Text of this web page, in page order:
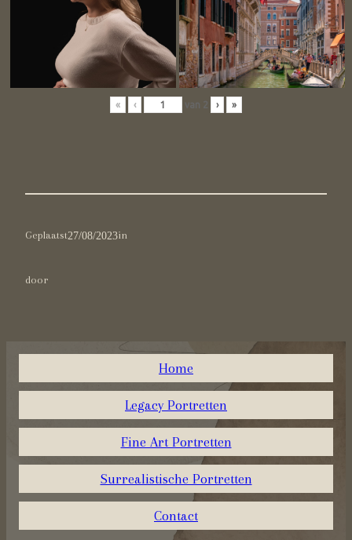
« ‹ van 2 › »
Geplaatst27/08/2023in
door
Home
Legacy Portretten
Fine Art Portretten
Surrealistische Portretten
Contact